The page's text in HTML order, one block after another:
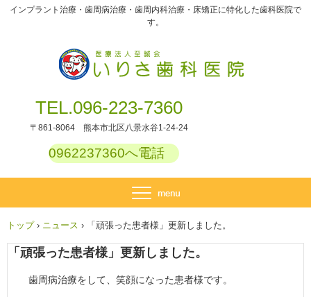
インプラント治療・歯周病治療・歯周内科治療・床矯正に特化した歯科医院で
す。
TEL.096-223-7360
〒861-8064 熊本市北区八景水谷1-24-24
0962237360へ電話
トップ › ニュース › 「頑張った患者様」更新しました。
「頑張った患者様」更新しました。
歯周病治療をして、笑顔になった患者様です。